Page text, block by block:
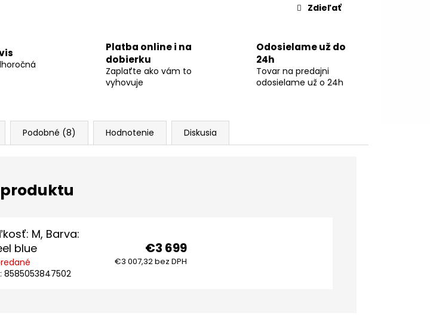
Zdieľať
Platba online i na
dobierku
Zaplaťte ako vám to
vyhovuje
Odosielame už do
24h
Tovar na predajni
odosielame už o 24h
Podobné (8) Hodnotenie Diskusia
M, Barva:
blue
8585053847502
€3 699
€3 007,32 bez DPH